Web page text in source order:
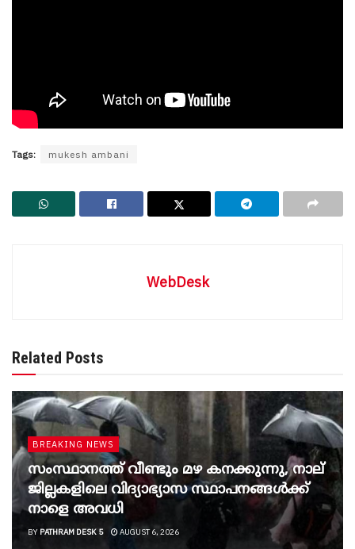
Tags: mukesh ambani
WebDesk
Related Posts
BREAKING NEWS
സംസ്ഥാനത്ത് വീണ്ടും മഴ കനക്കുന്നു, നാല്
ജില്ലകളിലെ വിദ്യാഭ്യാസ സ്ഥാപനങ്ങൾക്ക്
നാളെ അവധി
BY PATHRAM DESK 5 AUGUST 6, 2026